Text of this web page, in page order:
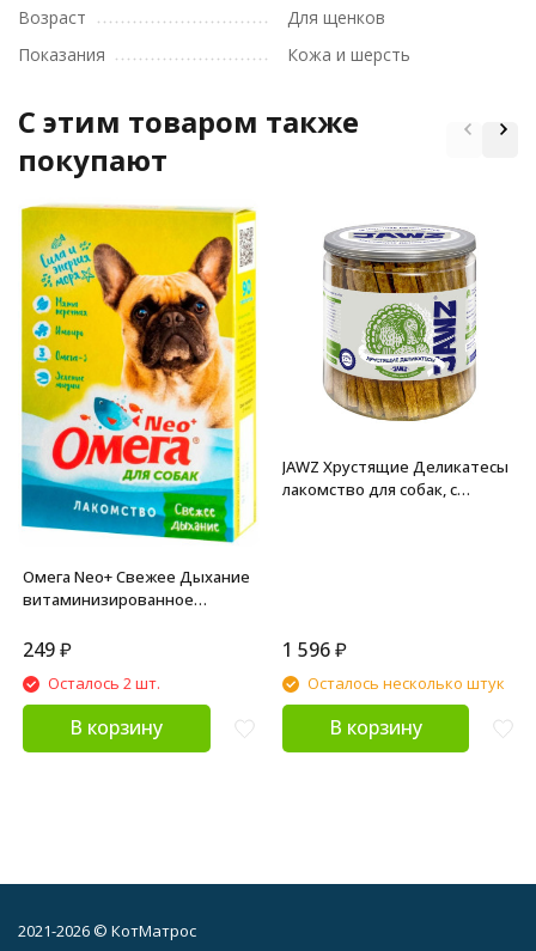
Возраст
Для щенков
Показания
Кожа и шерсть
C этим товаром также
покупают
Омега Neo+ Свежее Дыхание
витаминизированное
и имбирем - 90 таблеток
249₽
Осталось 2 шт.
В корзину
JAWZ Хрустящие Деликатесы
лакомство для собак, с
1 596 ₽
Осталось несколько штук
В корзину
2021-2026 © КотМатрос